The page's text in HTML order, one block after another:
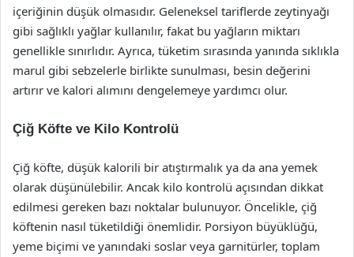
içeriğinin düşük olmasıdır. Geleneksel tariflerde zeytinyağı
gibi sağlıklı yağlar kullanılır, fakat bu yağların miktarı
genellikle sınırlıdır. Ayrıca, tüketim sırasında yanında sıklıkla
marul gibi sebzelerle birlikte sunulması, besin değerini
artırır ve kalori alımını dengelemeye yardımcı olur.
Çiğ Köfte ve Kilo Kontrolü
Çiğ köfte, düşük kalorili bir atıştırmalık ya da ana yemek
olarak düşünülebilir. Ancak kilo kontrolü açısından dikkat
edilmesi gereken bazı noktalar bulunuyor. Öncelikle, çiğ
köftenin nasıl tüketildiği önemlidir. Porsiyon büyüklüğü,
yeme biçimi ve yanındaki soslar veya garnitürler, toplam